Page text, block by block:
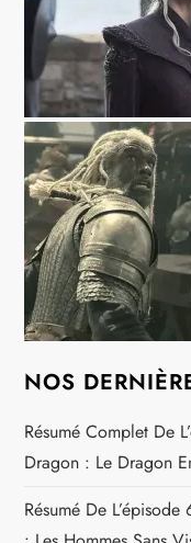
NOS
Résumé Complet De
Dragon : Le Dragon
Résumé De